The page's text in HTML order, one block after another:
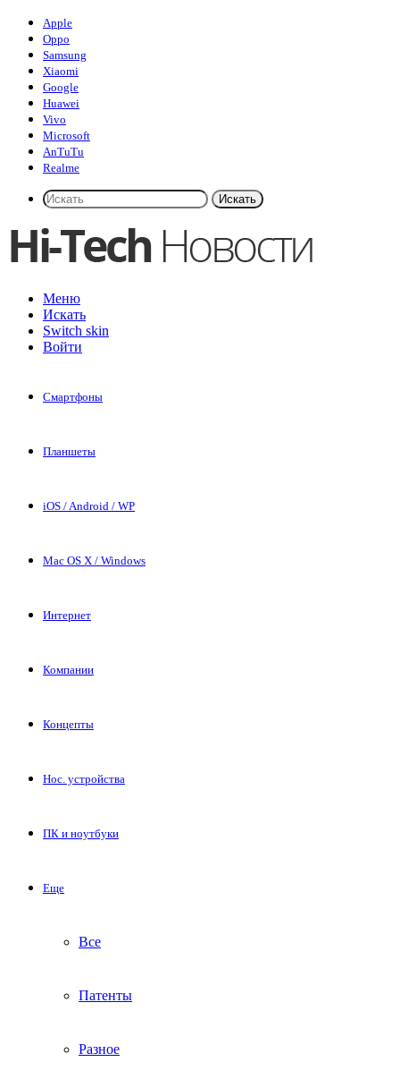
Apple
Oppo
Samsung
Xiaomi
Google
Huawei
Vivo
Microsoft
AnTuTu
Realme
Искать
Меню
Искать
Switch skin
Войти
Смартфоны
Планшеты
iOS / Android / WP
Mac OS X / Windows
Интернет
Компании
Концепты
Нос. устройства
ПК и ноутбуки
Еще
Все
Патенты
Разное